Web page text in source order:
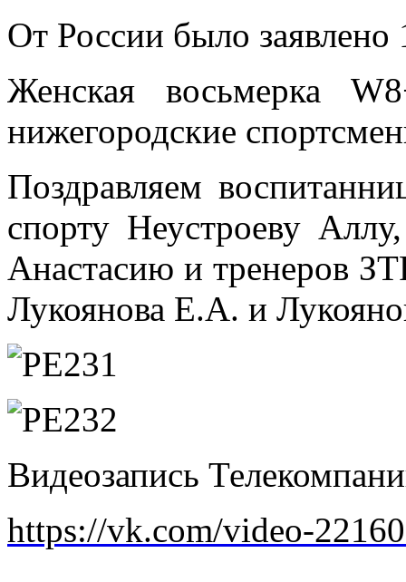
От России было
Женская восьмерка
нижегородские
Поздравляем
спорту Неустроеву
Анастасию и тренеров
Лукоянова Е.А. и
Видеозапись
https://vk.com/video-